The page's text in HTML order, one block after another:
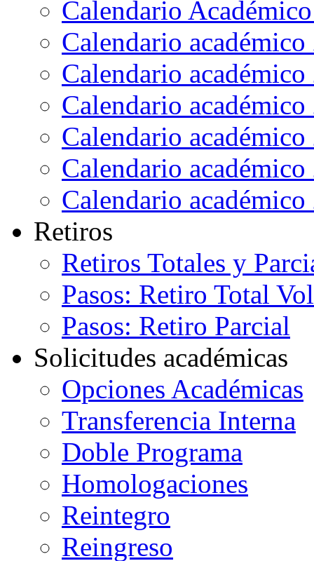
Calendario
Calendario académico
Calendario académico
Calendario académico
Calendario académico
Calendario académico
Calendario académico
Retiros
Retiros Totales y
Pasos: Retiro Total
Pasos: Retiro Parcial
Solicitudes académicas
Opciones Académicas
Transferencia Interna
Doble Programa
Homologaciones
Reintegro
Reingreso